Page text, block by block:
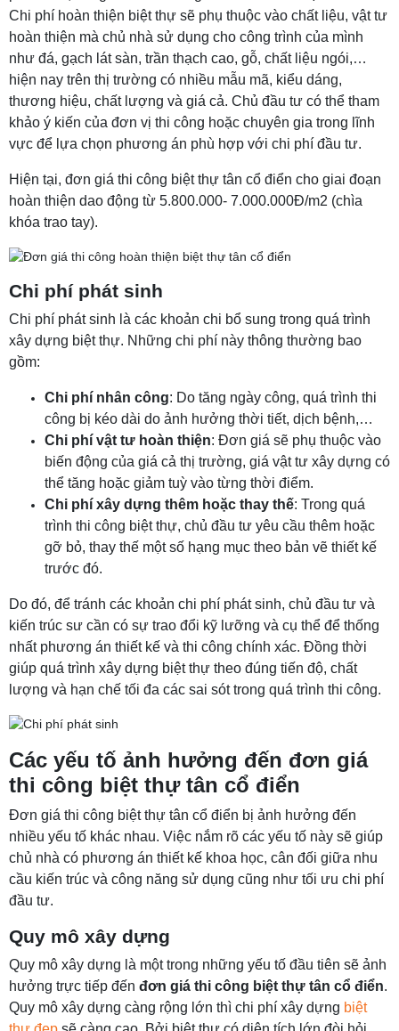
Chi phí hoàn thiện biệt thự sẽ phụ thuộc vào chất liệu, vật tư
hoàn thiện mà chủ nhà sử dụng cho công trình của mình
như đá, gạch lát sàn, trần thạch cao, gỗ, chất liệu ngói,…
hiện nay trên thị trường có nhiều mẫu mã, kiểu dáng,
thương hiệu, chất lượng và giá cả. Chủ đầu tư có thể tham
khảo ý kiến của đơn vị thi công hoặc chuyên gia trong lĩnh
vực để lựa chọn phương án phù hợp với chi phí đầu tư.
Hiện tại, đơn giá thi công biệt thự tân cổ điển cho giai đoạn
hoàn thiện dao động từ 5.800.000- 7.000.000Đ/m2 (chìa
khóa trao tay).
Chi phí phát sinh
Chi phí phát sinh là các khoản chi bổ sung trong quá trình
xây dựng biệt thự. Những chi phí này thông thường bao
gồm:
Chi phí nhân công: Do tăng ngày công, quá trình thi
công bị kéo dài do ảnh hưởng thời tiết, dịch bệnh,…
Chi phí vật tư hoàn thiện: Đơn giá sẽ phụ thuộc vào
biến động của giá cả thị trường, giá vật tư xây dựng có
thể tăng hoặc giảm tuỳ vào từng thời điểm.
Chi phí xây dựng thêm hoặc thay thế: Trong quá
trình thi công biệt thự, chủ đầu tư yêu cầu thêm hoặc
gỡ bỏ, thay thế một số hạng mục theo bản vẽ thiết kế
trước đó.
Do đó, để tránh các khoản chi phí phát sinh, chủ đầu tư và
kiến trúc sư cần có sự trao đổi kỹ lưỡng và cụ thể để thống
nhất phương án thiết kế và thi công chính xác. Đồng thời
giúp quá trình xây dựng biệt thự theo đúng tiến độ, chất
lượng và hạn chế tối đa các sai sót trong quá trình thi công.
Các yếu tố ảnh hưởng đến đơn giá
thi công biệt thự tân cổ điển
Đơn giá thi công biệt thự tân cổ điển bị ảnh hưởng đến
nhiều yếu tố khác nhau. Việc nắm rõ các yếu tố này sẽ giúp
chủ nhà có phương án thiết kế khoa học, cân đối giữa nhu
cầu kiến trúc và công năng sử dụng cũng như tối ưu chi phí
đầu tư.
Quy mô xây dựng
Quy mô xây dựng là một trong những yếu tố đầu tiên sẽ ảnh
hưởng trực tiếp đến đơn giá thi công biệt thự tân cổ điển.
Quy mô xây dựng càng rộng lớn thì chi phí xây dựng biệt